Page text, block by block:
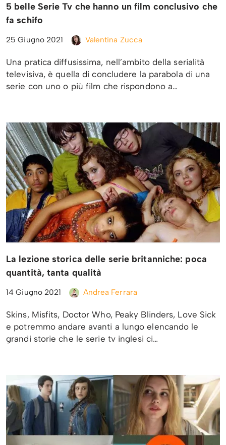
5 belle Serie Tv che hanno un film conclusivo che
fa schifo
25 Giugno 2021 Valentina Zucca
Una pratica diffusissima, nell’ambito della serialità
televisiva, è quella di concludere la parabola di una
serie con uno o più film che rispondono a…
La lezione storica delle serie britanniche: poca
quantità, tanta qualità
14 Giugno 2021 Andrea Ferrara
Skins, Misfits, Doctor Who, Peaky Blinders, Love Sick
e potremmo andare avanti a lungo elencando le
grandi storie che le serie tv inglesi ci…